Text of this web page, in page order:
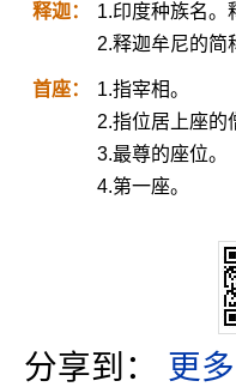
释迦：
1.印度种族名。
2.释迦牟尼的简
首座：
1.指宰相。
2.指位居上座的
3.最尊的座位。
4.第一座。
分享到： 更多